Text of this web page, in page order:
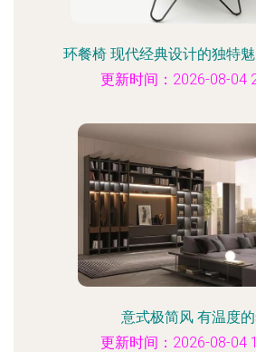
环餐椅 现代经典设计的独特
更新时间：2026-08-04
意式极简风 有温度
更新时间：2026-08-04